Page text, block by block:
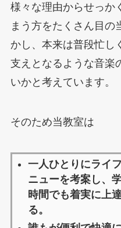
様々な理由からせっか
まう方をたくさん目の
かし、本来は普段忙し
支えとなるような音楽
いかと考えています。
そのため当教室は
一人ひとりにライ
ニューを考案し、
時間でも着実に上
る。